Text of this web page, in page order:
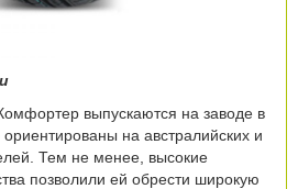
выпускаются на заводе в
на австралийских и
Тем не менее, высокие
позволили ей обрести широкую